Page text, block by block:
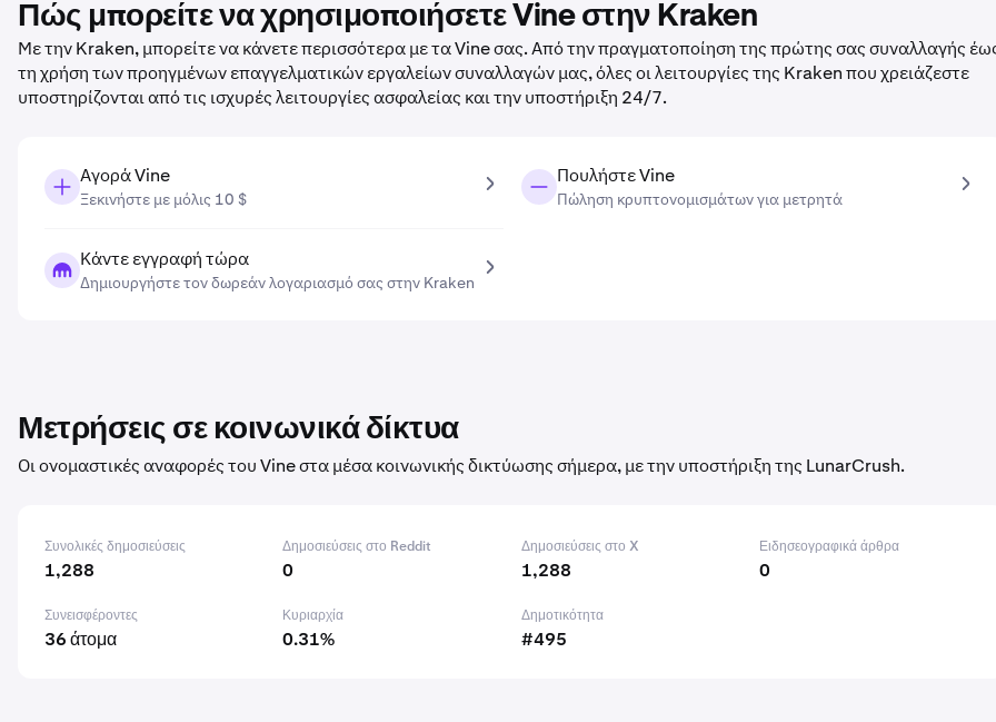
Πώς μπορείτε να χρησιμοποιήσετε Vine στην Kraken
Με την Kraken, μπορείτε να κάνετε περισσότερα με τα Vine σας. Από την πραγματοποίηση της πρώτης σας συναλλαγής
τη χρήση των προηγμένων επαγγελματικών εργαλείων συναλλαγών μας, όλες οι λειτουργίες της Kraken που χρειάζεστε
υποστηρίζονται από τις ισχυρές λειτουργίες ασφαλείας και την υποστήριξη 24/7.
Αγορά Vine
Ξεκινήστε με μόλις 10 $
Πουλήστε Vine
Πώληση κρυπτονομισμάτων για μετρητά
Κάντε εγγραφή τώρα
Δημιουργήστε τον δωρεάν λογαριασμό σας στην Kraken
Μετρήσεις σε κοινωνικά δίκτυα
Οι ονομαστικές αναφορές του Vine στα μέσα κοινωνικής δικτύωσης σήμερα, με την υποστήριξη της LunarCrush.
Συνολικές δημοσιεύσεις
1,288
Δημοσιεύσεις στο Reddit
0
Δημοσιεύσεις στο X
1,288
Ειδησεογραφικά άρθρα
0
Συνεισφέροντες
36 άτομα
Κυριαρχία
0.31%
Δημοτικότητα
#495